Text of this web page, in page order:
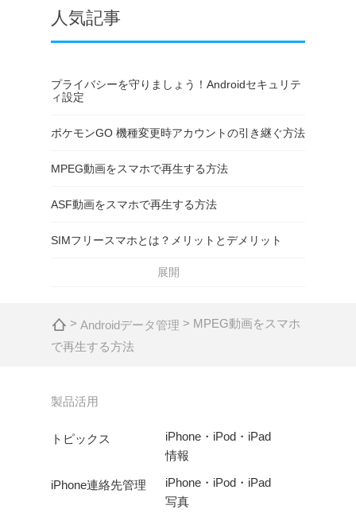
人気記事
プライバシーを守りましょう！Androidセキュリテ
ィ設定
ポケモンGO 機種変更時アカウントの引き継ぐ方法
MPEG動画をスマホで再生する方法
ASF動画をスマホで再生する方法
SIMフリースマホとは？メリットとデメリット
展開
> Androidデータ管理 > MPEG動画をスマホ
で再生する方法
製品活用
トピックス
iPhone・iPod・iPad
情報
iPhone連絡先管理
iPhone・iPod・iPad
写真